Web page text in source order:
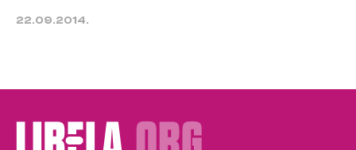
22.09.2014.